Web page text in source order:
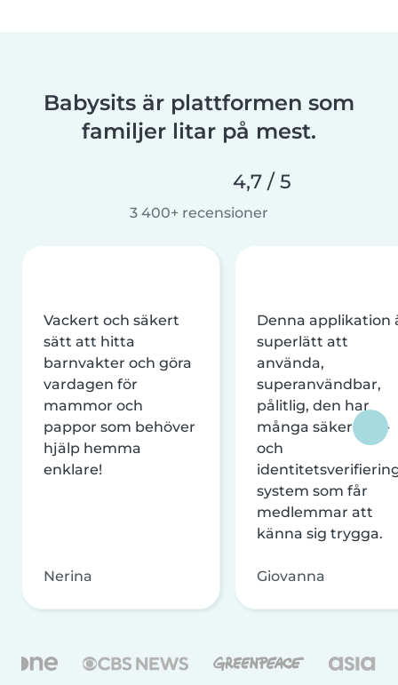
Babysits är plattformen som
familjer litar på mest.
4,7 / 5
3 400+ recensioner
Vackert och säkert
sätt att hitta
barnvakter och göra
vardagen för
mammor och
pappor som behöver
hjälp hemma
enklare!
Nerina
Denna applikation
superlätt att
använda,
superanvändbar,
pålitlig, den har
många säkerhets-
och
system som får
medlemmar att
känna sig trygga.
Giovanna